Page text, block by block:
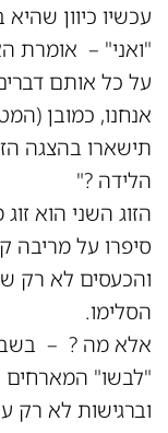
עכשיו כיוון שהיא
"ואני" – אומרת
על כל אותם
אנחנו, כמובן
תישארו בהצגה
הלידה ?"
הזוג השני הוא
סיפרו על מריבה
והכעסים לא רק
הסלימו.
אלא מה ? –
"לבשו" המארחים
וברגישות לא רק